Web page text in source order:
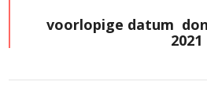
voorlopige datum
2021